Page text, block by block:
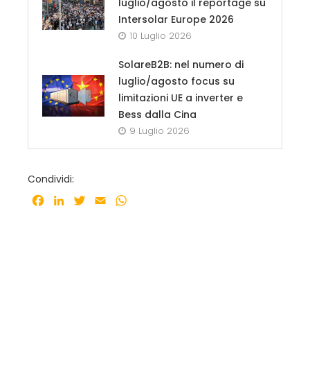
Intersolar Europe 2026
10 Luglio 2026
SolareB2B: nel numero di
luglio/agosto focus su
limitazioni UE a inverter e
Bess dalla Cina
9 Luglio 2026
Condividi:
Facebook
LinkedInTwitter
Email